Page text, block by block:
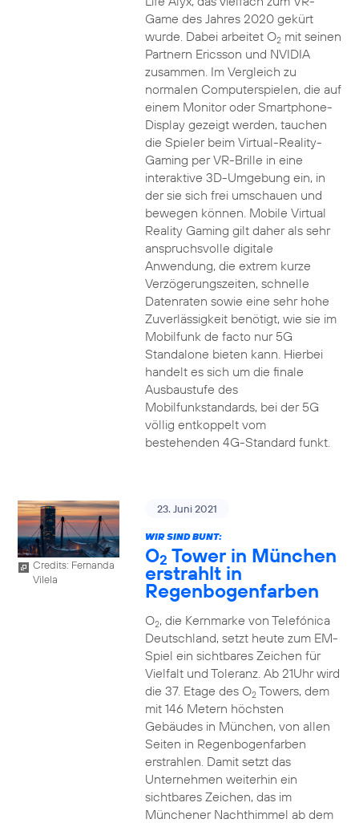
Game des Jahres 2020 gekürt
wurde. Dabei arbeitet O2mit seinen
Partnern Ericsson und NVIDIA
zusammen. Im Vergleich zu
normalen Computerspielen, die auf
einem Monitor oder Smartphone-
Display gezeigt werden, tauchen
die Spieler beim Virtual-Reality-
Gaming per VR-Brille in eine
interaktive 3D-Umgebung ein, in
der sie sich frei umschauen und
bewegen können. Mobile Virtual
Reality Gaming gilt daher als sehr
anspruchsvolle digitale
Anwendung, die extrem kurze
Verzögerungszeiten, schnelle
Datenraten sowie eine sehr hohe
Zuverlässigkeit benötigt, wie sie im
Mobilfunk de facto nur 5G
Standalone bieten kann. Hierbei
handelt es sich um die finale
Ausbaustufe des
Mobilfunkstandards, bei der 5G
völlig entkoppelt vom
bestehenden 4G-Standard funkt.
Credits: Fernanda
Vilela
23. Juni 2021
WIR SIND BUNT:
O2 Tower in München
erstrahlt in
Regenbogenfarben
O2, die Kernmarke von Telefónica
Deutschland, setzt heute zum EM-
Spiel ein sichtbares Zeichen für
Vielfalt und Toleranz. Ab 21Uhr wird
die 37. Etage des O2Towers, dem
mit 146 Metern höchsten
Gebäudes in München, von allen
Seiten in Regenbogenfarben
erstrahlen. Damit setzt das
Unternehmen weiterhin ein
sichtbares Zeichen, das im
Münchener Nachthimmel ab dem